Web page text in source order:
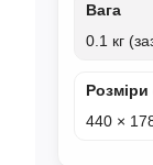
Вага
0.1 кг
440 ×